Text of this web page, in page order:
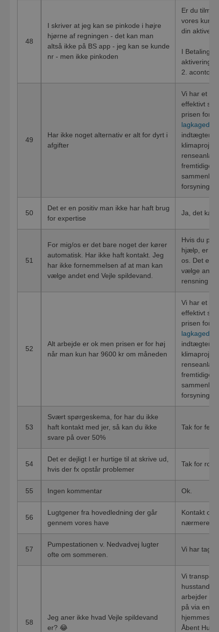
48
I skriver at jeg kan se pinkode i højre
hjørne af regningen - det kan man
altså ikke på BS app - jeg kan se kunde
nr - men ikke pinkoden
Er du
vores
din
I
2. aconto.
49
Har ikke noget alternativ er alt for dyrt i
afgifter
Vi har et
effektivt
prisen for
indtægter
renseanlæg
fremtidige
50
Det er en positiv man ikke har haft brug
for expertise
Ja, det kan
51
For mig/os er det bare noget der kører
automatisk. Har ikke haft kontakt. Jeg
har ikke fornemmelsen af at man kan
vælge andet end Vejle spildevand.
Hvis du på
hjælp, er du
os. Det er
vælge
rensning
52
Alt arbejde er ok men prisen er for høj
når man kun har 9600 kr om måneden
Vi har et
effektivt
prisen for
indtægter
renseanlæg
fremtidige
53
Svært spørgeskema, for har du ikke
haft kontakt med jer, så kan du ikke
svare på over 50%
Tak for
54
Det er dejligt I er hurtige til at skrive ud,
hvis der fx opstår problemer
Tak for
55 Ingen kommentar Ok.
56
Lugtgener fra hovedledning der går
gennem vores have
Kontakt os
nærmere.
57
Pumpestationen v. Nedvadvej lugter
ofte om sommeren.
Vi har taget
58
Jeg aner ikke hvad Vejle spildevand
er? 😂
Vi
husstande
arbejder
på via en
Åbent Hus.